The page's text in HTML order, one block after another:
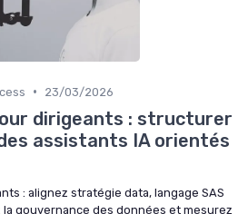
• 23/03/2026
dirigeants : structurer
assistants IA orientés
: alignez stratégie data, langage SAS
gouvernance des données et mesurez